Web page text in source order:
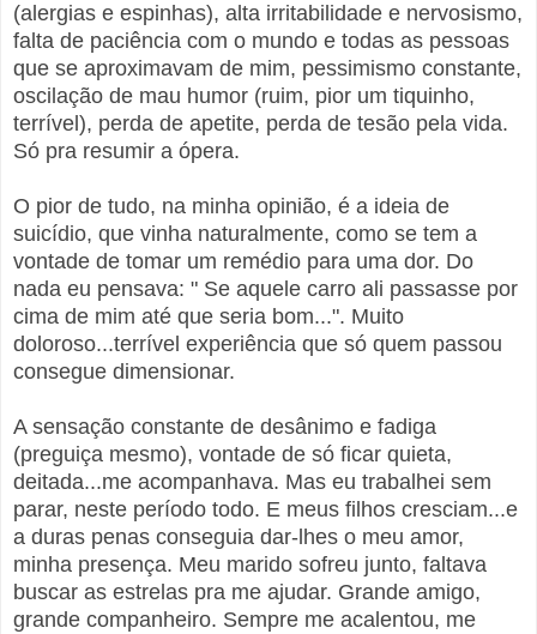
(alergias e espinhas), alta irritabilidade e nervosismo,
falta de paciência com o mundo e todas as pessoas
que se aproximavam de mim, pessimismo constante,
oscilação de mau humor (ruim, pior um tiquinho,
terrível), perda de apetite, perda de tesão pela vida.
Só pra resumir a ópera.
O pior de tudo, na minha opinião, é a ideia de
suicídio, que vinha naturalmente, como se tem a
vontade de tomar um remédio para uma dor. Do
nada eu pensava: " Se aquele carro ali passasse por
cima de mim até que seria bom...". Muito
doloroso...terrível experiência que só quem passou
consegue dimensionar.
A sensação constante de desânimo e fadiga
(preguiça mesmo), vontade de só ficar quieta,
deitada...me acompanhava. Mas eu trabalhei sem
parar, neste período todo. E meus filhos cresciam...e
a duras penas conseguia dar-lhes o meu amor,
minha presença. Meu marido sofreu junto, faltava
buscar as estrelas pra me ajudar. Grande amigo,
grande companheiro. Sempre me acalentou, me